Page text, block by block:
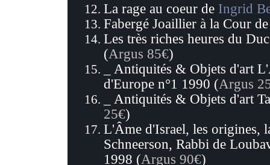
La rage au coeur de Ingrid
Fabergé Joaillier à la Cour
Les très riches heures du
(Argus 85€)
_ Antiquités & Objets d'art
d'Europe n°1 1990 (Argus
_ Antiquités & Objets d'art
25€)
L'Âme d'Israel, les origines,
Schneerson, Rabbi de
1998 (Argus 90€)